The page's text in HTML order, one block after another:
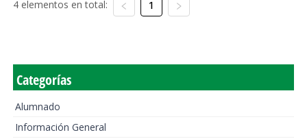
4 elementos en total: 1
Categorías
Alumnado
Información General